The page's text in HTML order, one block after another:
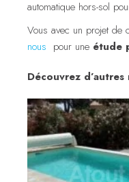
automatique hors-sol
Vous avec un projet de
nous pour une étude
Découvrez